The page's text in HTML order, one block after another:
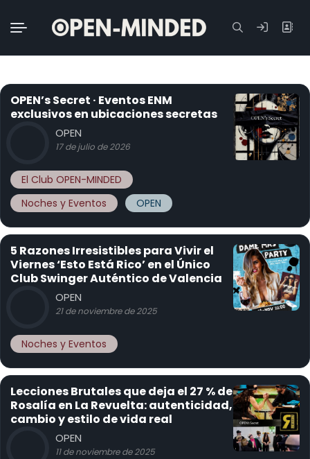
Buscar:
OPEN’s Secret · Eventos ENM
exclusivos en ubicaciones secretas
OPEN
17 de julio de 2026
El Club OPEN-MINDED
Noches y Eventos
OPEN
5 Razones Irresistibles para Vivir el
Viernes ‘Esto Está Rico’ en el Único
Club Swinger Auténtico de Valencia
OPEN
21 de noviembre de 2025
Noches y Eventos
Lecciones Brutales que deja el 27 % de
Rosalía en La Revuelta: autenticidad,
cambio y estilo de vida real
OPEN
11 de noviembre de 2025